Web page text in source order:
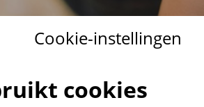
Cookie-instellingen
cookies